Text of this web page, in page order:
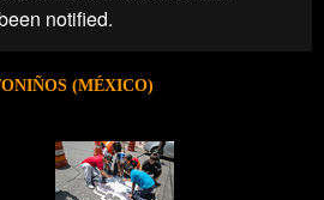
(MÉXICO)